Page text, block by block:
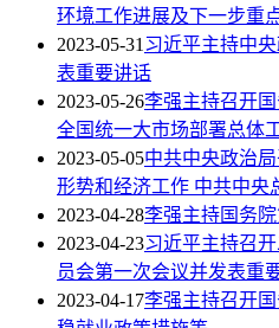
环境工作进展及下一步重
2023-05-31习近平主持中
表重要讲话
2023-05-26李强主持召开
全国统一大市场部署总体
2023-05-05中共中央政治
形势和经济工作 中共中央
2023-04-28李强主持国务
2023-04-23习近平主持召
员会第一次会议并发表重
2023-04-17李强主持召开